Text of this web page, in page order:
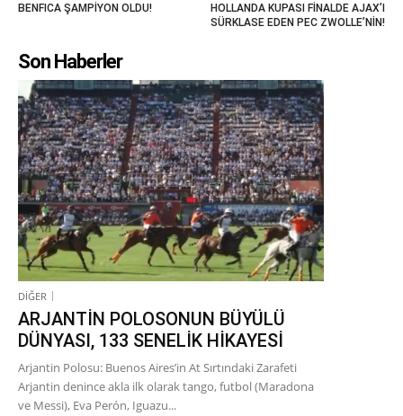
BENFICA ŞAMPİYON OLDU!
HOLLANDA KUPASI FİNALDE AJAX’I
SÜRKLASE EDEN PEC ZWOLLE’NİN!
Son Haberler
DİĞER
ARJANTİN POLOSONUN BÜYÜLÜ
DÜNYASI, 133 SENELİK HİKAYESİ
Arjantin Polosu: Buenos Aires’in At Sırtındaki Zarafeti
Arjantin denince akla ilk olarak tango, futbol (Maradona
ve Messi), Eva Perón, Iguazu...